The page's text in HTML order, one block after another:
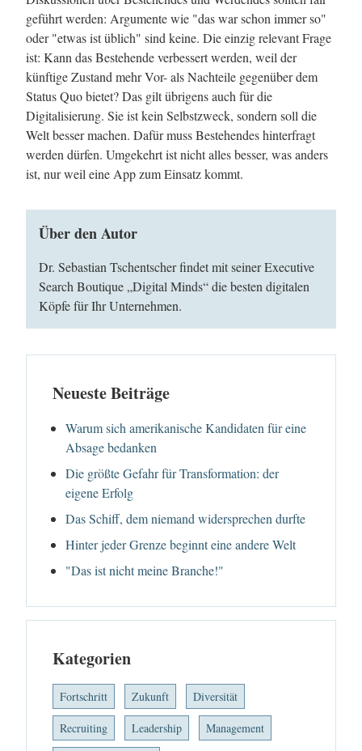
geführt werden: Argumente wie "das war schon immer so"
oder "etwas ist üblich" sind keine. Die einzig relevant Frage
ist: Kann das Bestehende verbessert werden, weil der
künftige Zustand mehr Vor- als Nachteile gegenüber dem
Status Quo bietet? Das gilt übrigens auch für die
Digitalisierung. Sie ist kein Selbstzweck, sondern soll die
Welt besser machen. Dafür muss Bestehendes hinterfragt
werden dürfen. Umgekehrt ist nicht alles besser, was anders
ist, nur weil eine App zum Einsatz kommt.
Über den Autor
Dr. Sebastian Tschentscher findet mit seiner Executive
Search Boutique „Digital Minds“ die besten digitalen
Köpfe für Ihr Unternehmen.
Neueste Beiträge
Warum sich amerikanische Kandidaten für eine
Absage bedanken
Die größte Gefahr für Transformation: der
eigene Erfolg
Das Schiff, dem niemand widersprechen durfte
Hinter jeder Grenze beginnt eine andere Welt
"Das ist nicht meine Branche!"
Kategorien
Fortschritt Zukunft Diversität
Recruiting Leadership Management